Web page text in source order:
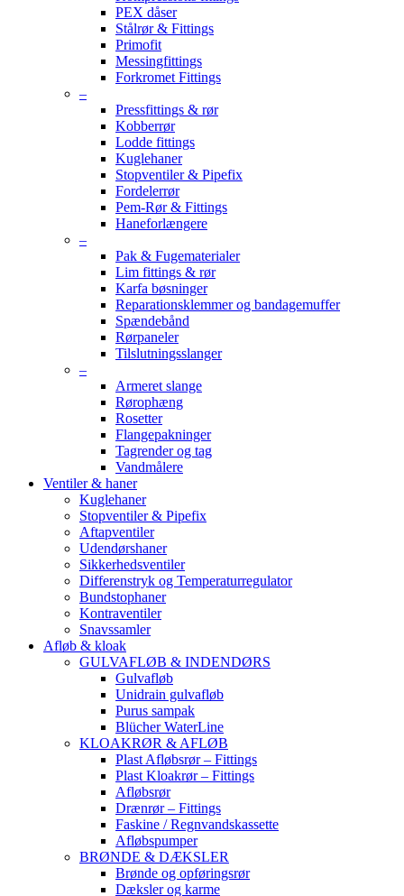
PEX dåser
Stålrør & Fittings
Primofit
Messingfittings
Forkromet Fittings
–
Pressfittings & rør
Kobberrør
Lodde fittings
Kuglehaner
Stopventiler & Pipefix
Fordelerrør
Pem-Rør & Fittings
Haneforlængere
–
Pak & Fugematerialer
Lim fittings & rør
Karfa bøsninger
Reparationsklemmer og bandagemuffer
Spændebånd
Rørpaneler
Tilslutningsslanger
–
Armeret slange
Rørophæng
Rosetter
Flangepakninger
Tagrender og tag
Vandmålere
Ventiler & haner
Kuglehaner
Stopventiler & Pipefix
Aftapventiler
Udendørshaner
Sikkerhedsventiler
Differenstryk og Temperaturregulator
Bundstophaner
Kontraventiler
Snavssamler
Afløb & kloak
GULVAFLØB & INDENDØRS
Gulvafløb
Unidrain gulvafløb
Purus sampak
Blücher WaterLine
KLOAKRØR & AFLØB
Plast Afløbsrør – Fittings
Plast Kloakrør – Fittings
Afløbsrør
Drænrør – Fittings
Faskine / Regnvandskassette
Afløbspumper
BRØNDE & DÆKSLER
Brønde og opføringsrør
Dæksler og karme